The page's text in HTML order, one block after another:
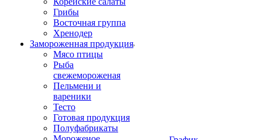
Грибы
Восточная группа
Хренодер
Замороженная продукция
Мясо птицы
Рыба
свежемороженая
Пельмени и
вареники
Тесто
Готовая продукция
Полуфабрикаты